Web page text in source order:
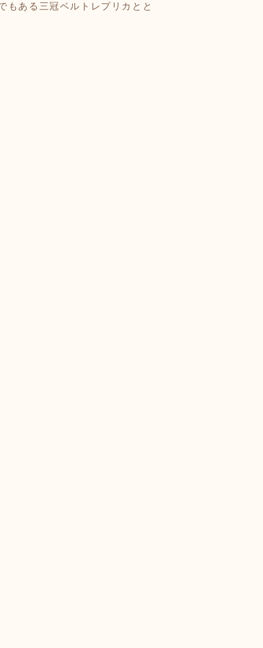
もある三冠ベルトレプリカとと